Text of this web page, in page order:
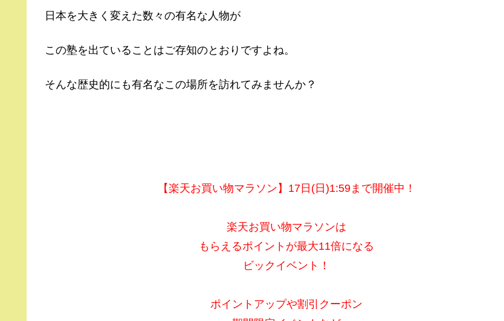
日本を大きく変えた数々の有名な人物が
この塾を出ていることはご存知のとおりですよね。
そんな歴史的にも有名なこの場所を訪れてみませんか？
【楽天お買い物マラソン】17日(日)1:59まで開催中！
楽天お買い物マラソンは
もらえるポイントが最大11倍になる
ビックイベント！
ポイントアップや割引クーポン